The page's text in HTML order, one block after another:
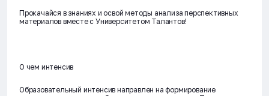
Прокачайся в знаниях и освой методы анализа перспективных
материалов вместе с Университетом Талантов!
О чем интенсив
Образовательный интенсив направлен на формирование